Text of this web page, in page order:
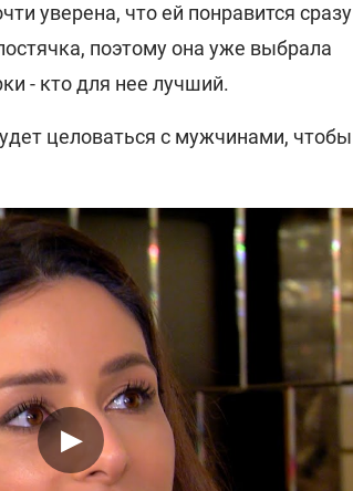
уверена, что ей понравится сразу
поэтому она уже выбрала
- кто для нее лучший.
целоваться с мужчинами, чтобы